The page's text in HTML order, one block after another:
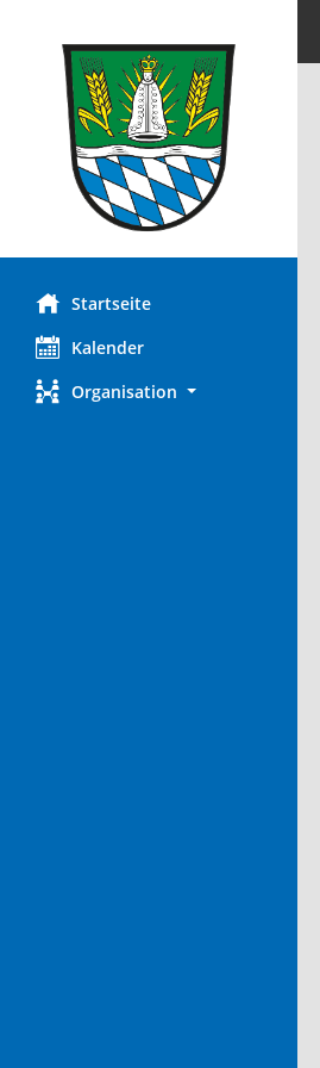
Startseite
Kalender
Organisation